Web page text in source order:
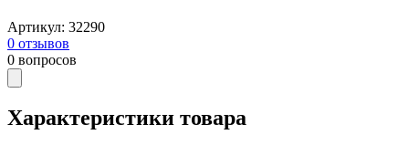
Артикул: 32290
0 отзывов
0 вопросов
Характеристики товара